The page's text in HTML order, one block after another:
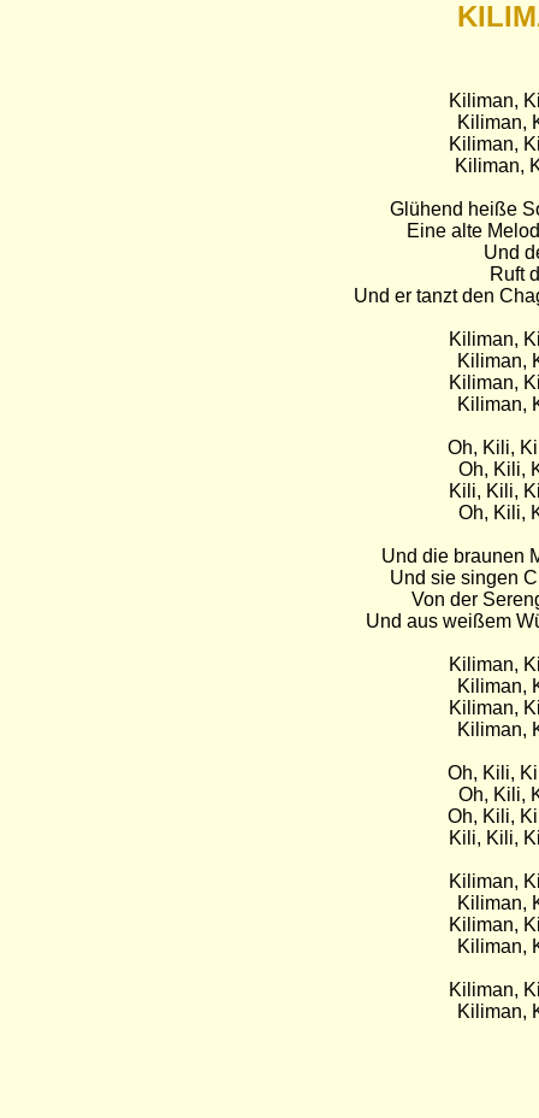
Kiliman,
Kiliman,
Kiliman,
Kiliman,
Glühend heiße
Eine alte
Und
Ruft
Und er tanzt den
Kiliman,
Kiliman,
Kiliman,
Kiliman,
Oh, Kili,
Oh, Kili,
Kili, Kili,
Oh, Kili,
Und die braunen
Und sie singen
Von der
Und aus weißem
Kiliman,
Kiliman,
Kiliman,
Kiliman,
Oh, Kili,
Oh, Kili,
Oh, Kili,
Kili, Kili,
Kiliman,
Kiliman,
Kiliman,
Kiliman,
Kiliman,
Kiliman,